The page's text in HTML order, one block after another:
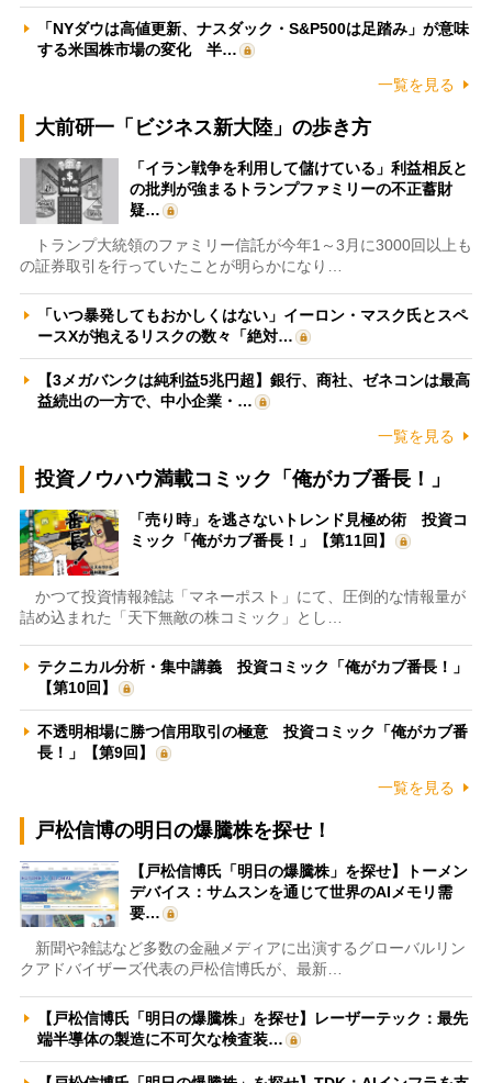
「NYダウは高値更新、ナスダック・S&P500は足踏み」が意味
する米国株市場の変化 半…
一覧を見る
大前研一「ビジネス新大陸」の歩き方
「イラン戦争を利用して儲けている」利益相反と
の批判が強まるトランプファミリーの不正蓄財
疑…
トランプ大統領のファミリー信託が今年1～3月に3000回以上も
の証券取引を行っていたことが明らかになり…
「いつ暴発してもおかしくはない」イーロン・マスク氏とスペ
ースXが抱えるリスクの数々「絶対…
【3メガバンクは純利益5兆円超】銀行、商社、ゼネコンは最高
益続出の一方で、中小企業・…
一覧を見る
投資ノウハウ満載コミック「俺がカブ番長！」
「売り時」を逃さないトレンド見極め術 投資コ
ミック「俺がカブ番長！」【第11回】
かつて投資情報雑誌「マネーポスト」にて、圧倒的な情報量が
詰め込まれた「天下無敵の株コミック」とし…
テクニカル分析・集中講義 投資コミック「俺がカブ番長！」
【第10回】
不透明相場に勝つ信用取引の極意 投資コミック「俺がカブ番
長！」【第9回】
一覧を見る
戸松信博の明日の爆騰株を探せ！
【戸松信博氏「明日の爆騰株」を探せ】トーメン
デバイス：サムスンを通じて世界のAIメモリ需
要…
新聞や雑誌など多数の金融メディアに出演するグローバルリン
クアドバイザーズ代表の戸松信博氏が、最新…
【戸松信博氏「明日の爆騰株」を探せ】レーザーテック：最先
端半導体の製造に不可欠な検査装…